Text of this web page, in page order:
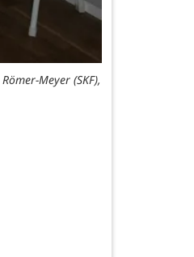
Meyer (SKF),